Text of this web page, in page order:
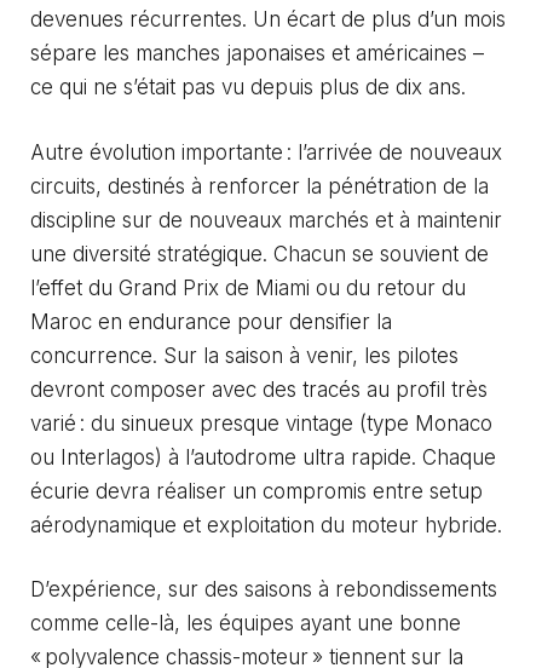
devenues récurrentes. Un écart de plus d’un mois
sépare les manches japonaises et américaines –
ce qui ne s’était pas vu depuis plus de dix ans.
Autre évolution importante : l’arrivée de nouveaux
circuits, destinés à renforcer la pénétration de la
discipline sur de nouveaux marchés et à maintenir
une diversité stratégique. Chacun se souvient de
l’effet du Grand Prix de Miami ou du retour du
Maroc en endurance pour densifier la
concurrence. Sur la saison à venir, les pilotes
devront composer avec des tracés au profil très
varié : du sinueux presque vintage (type Monaco
ou Interlagos) à l’autodrome ultra rapide. Chaque
écurie devra réaliser un compromis entre setup
aérodynamique et exploitation du moteur hybride.
D’expérience, sur des saisons à rebondissements
comme celle-là, les équipes ayant une bonne
« polyvalence chassis-moteur » tiennent sur la